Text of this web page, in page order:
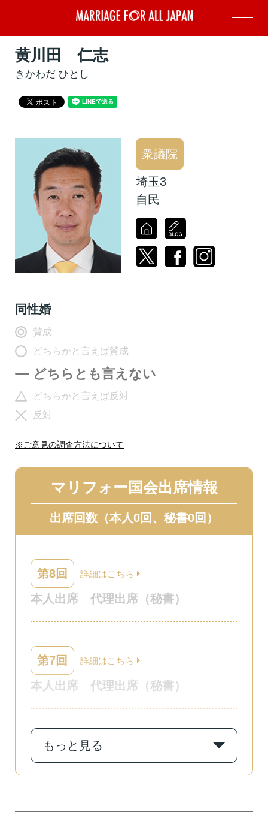
黄川田 仁志
きかわだ ひとし
衆議院
埼玉3
自民
同性婚
賛成
どちらかと言えば賛成
どちらとも言えない
どちらかと言えば反対
反対
※ご意見の調査方法について
マリフォー国会出席情報
出席回数（本人0回、秘書0回）
第8回 詳細はこちら
本人出席 代理出席（秘書）
第7回 詳細はこちら
本人出席 代理出席（秘書）
第6回 詳細はこちら
本人出席 代理出席（秘書）
もっと見る